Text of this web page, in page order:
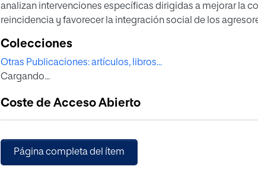
analizan intervenciones específicas dirigidas a mejorar la
reincidencia y favorecer la integración social de los
Colecciones
Otras Publicaciones: artículos, libros...
Cargando...
Coste de Acceso Abierto
Página completa del ítem